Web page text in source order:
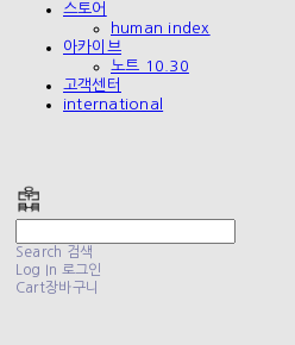
스토어
human index
아카이브
노트 10.30
고객센터
international
Search 검색
Log In 로그인
Cart장바구니